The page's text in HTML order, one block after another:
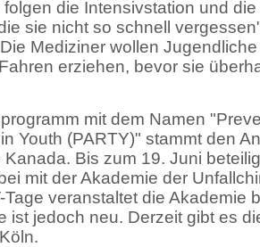
die Intensivstation und
sie nicht so schnell
Mediziner wollen
erziehen, bevor sie
mit dem Namen
Youth (PARTY)" stammt den
Bis zum 19. Juni
mit der Akademie der
Tage veranstaltet die Akademie
ist jedoch neu. Derzeit gibt es